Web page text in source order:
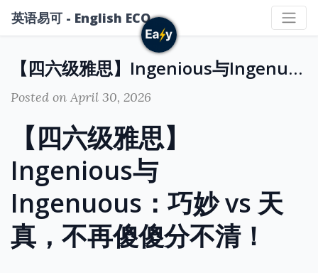
英语易可 - English ECO
【四六级雅思】Ingenious与Ingenuous：巧妙 vs 天真，不再傻傻分不清！
Posted on April 30, 2026
【四六级雅思】
Ingenious与
Ingenuous：巧妙 vs 天
真，不再傻傻分不清！